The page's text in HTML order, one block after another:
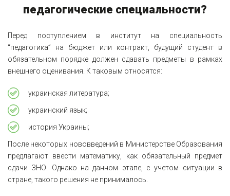
педагогические специальности?
Перед поступлением в институт на специальность
“педагогика” на бюджет или контракт, будущий студент в
обязательном порядке должен сдавать предметы в рамках
внешнего оценивания. К таковым относятся:
украинская литература;
украинский язык;
история Украины;
После некоторых нововведений в Министерстве Образования
предлагают ввести математику, как обязательный предмет
сдачи ЗНО. Однако на данном этапе, с учетом ситуации в
стране, такого решения не принималось.